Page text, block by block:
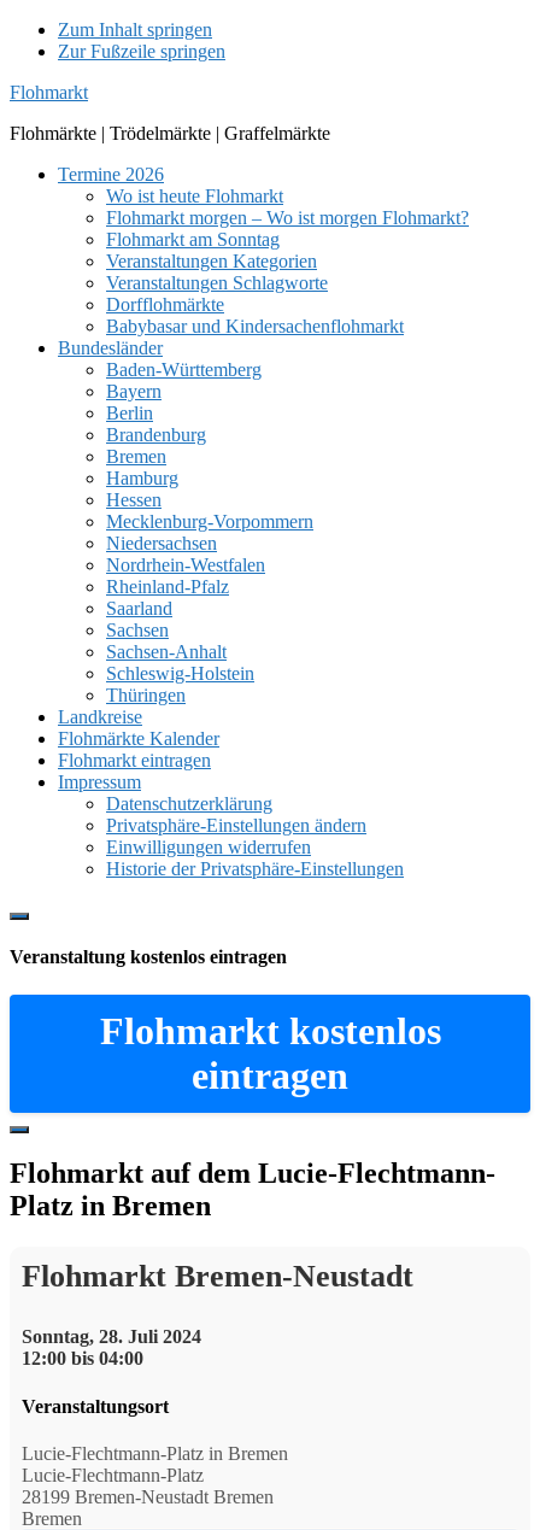
Zum Inhalt springen
Zur Fußzeile springen
Flohmarkt
Flohmärkte | Trödelmärkte | Graffelmärkte
Termine 2026
Wo ist heute Flohmarkt
Flohmarkt morgen – Wo ist morgen Flohmarkt?
Flohmarkt am Sonntag
Veranstaltungen Kategorien
Veranstaltungen Schlagworte
Dorfflohmärkte
Babybasar und Kindersachenflohmarkt
Bundesländer
Baden-Württemberg
Bayern
Berlin
Brandenburg
Bremen
Hamburg
Hessen
Mecklenburg-Vorpommern
Niedersachsen
Nordrhein-Westfalen
Rheinland-Pfalz
Saarland
Sachsen
Sachsen-Anhalt
Schleswig-Holstein
Thüringen
Landkreise
Flohmärkte Kalender
Flohmarkt eintragen
Impressum
Datenschutzerklärung
Privatsphäre-Einstellungen ändern
Einwilligungen widerrufen
Historie der Privatsphäre-Einstellungen
Show
Content
Veranstaltung kostenlos eintragen
Flohmarkt kostenlos
eintragen
Hide
Content
Flohmarkt auf dem Lucie-Flechtmann-
Platz in Bremen
Flohmarkt Bremen-Neustadt
Sonntag, 28. Juli 2024
12:00 bis 04:00
Veranstaltungsort
Lucie-Flechtmann-Platz in Bremen
Lucie-Flechtmann-Platz
28199 Bremen-Neustadt Bremen
Bremen